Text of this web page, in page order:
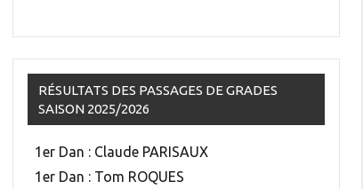
RÉSULTATS DES PASSAGES DE GRADES
SAISON 2025/2026
1er Dan : Claude PARISAUX
1er Dan : Tom ROQUES